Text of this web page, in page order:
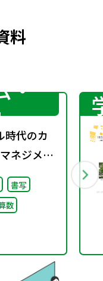
料
・
時代のカ
ネジメン
づくり～
書写
数